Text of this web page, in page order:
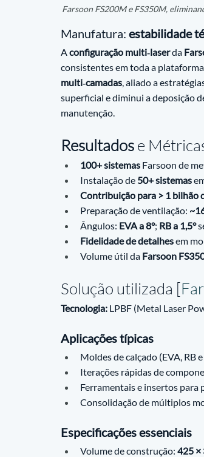
Farsoon FS200M e FS350M,
Manufatura: estabilidade
A configuração multi‑laser da
consistentes em toda a
multi‑camadas, aliado a
superficial e diminui a deposição
manutenção.
Resultados e
100+ sistemas Farsoon de
Instalação de 50+ sistemas
Contribuição para > 1 bilhão
Preparação de ventilação:
Ângulos: EVA a 8°; RB a 1,5°
Fidelidade de detalhes em
Volume útil da Farsoon
Solução utilizada [
Tecnologia: LPBF (Metal Laser
Aplicações típicas
Moldes de calçado (EVA, RB
Iterações rápidas de
Ferramentais e insertos para
Consolidação de múltiplos
Especificações essenciais
Volume de construção: 425 ×